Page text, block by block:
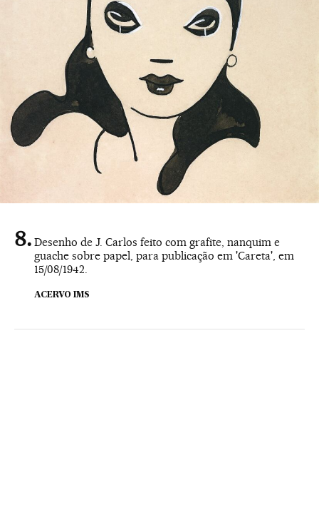
Desenho de J. Carlos feito com grafite, nanquim e
guache sobre papel, para publicação em 'Careta', em
15/08/1942.
ACERVO IMS